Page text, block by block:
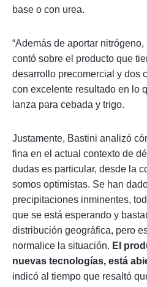
base o con urea.
“Además de aportar
contó sobre el producto que
desarrollo precomercial y dos
con excelente resultado en lo
lanza para cebada y trigo.
Justamente, Bastini analizó
fina en el actual contexto de
dudas es particular, desde la
somos optimistas. Se han
precipitaciones inminentes,
que se está esperando y
distribución geográfica, pero
normalice la situación. El
nuevas tecnologías, está
indicó al tiempo que resaltó